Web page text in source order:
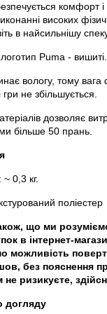
комфорт і
високих
в найсильнішу
Puma - вишиті.
вологу, тому вага
не збільшується.
дозволяє
більше 50 прань.
0,3 кг.
поліестер
що ми
в інтернет-
можливість
без пояснення
ризикуєте,
догляду